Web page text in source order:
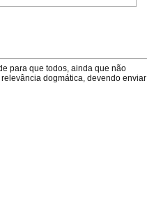
para que todos, ainda que não
dogmática, devendo enviar